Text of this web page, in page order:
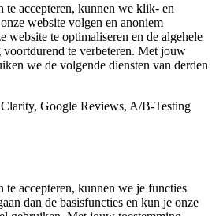
te accepteren, kunnen we klik- en
website volgen en anoniem
website te optimaliseren en de algehele
voortdurend te verbeteren. Met jouw
we de volgende diensten van derden
Google Reviews, A/B-Testing
te accepteren, kunnen we je functies
dan de basisfuncties en kun je onze